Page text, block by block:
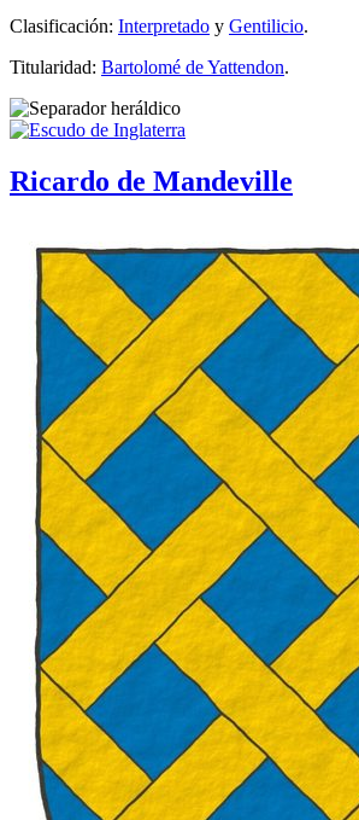
Clasificación: Interpretado y Gentilicio.
Titularidad: Bartolomé de Yattendon.
Ricardo de Mandeville